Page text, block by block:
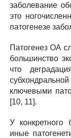
заболевание
это
патогенезе
Патогенез ОА
большинство
что
ключевыми
[10, 11].
У конкретного
иные